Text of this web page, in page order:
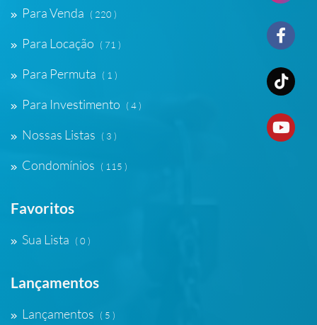
Para Venda ( 220 )
Para Locação ( 71 )
Para Permuta ( 1 )
Para Investimento ( 4 )
Nossas Listas ( 3 )
Condomínios ( 115 )
Favoritos
Sua Lista ( 0 )
Lançamentos
Lançamentos ( 5 )